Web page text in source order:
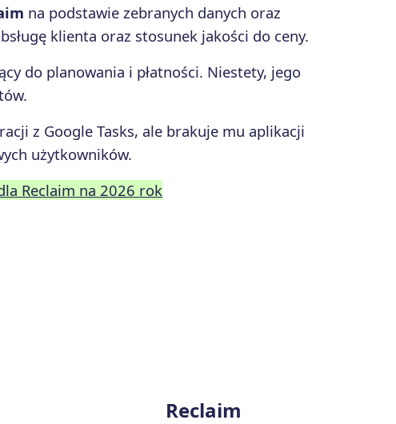
na podstawie zebranych danych oraz
klienta oraz stosunek jakości do ceny.
do planowania i płatności. Niestety, jego
z Google Tasks, ale brakuje mu aplikacji
użytkowników.
Reclaim na 2026 rok
Reclaim